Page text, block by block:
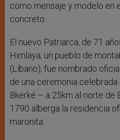
como mensaje y modelo en
concreto.
El nuevo Patriarca, de 71
Himlaya, un pueblo de
(Líbano), fue nombrado
de una ceremonia celebrada
Bkerké – a 25km al norte de
1790 alberga la residencia
maronita.